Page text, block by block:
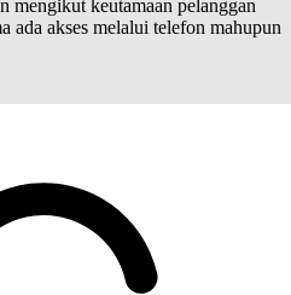
mengikut keutamaan pelanggan
ada akses melalui telefon mahupun